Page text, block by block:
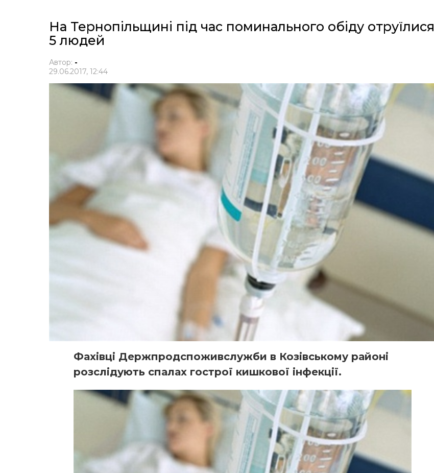
На Тернопільщині під час поминального обіду отруїлися
5 людей
Автор: -
29.06.2017, 12:44
Фахівці Держпродспоживслужби в Козівському районі
розслідують спалах гострої кишкової інфекції.